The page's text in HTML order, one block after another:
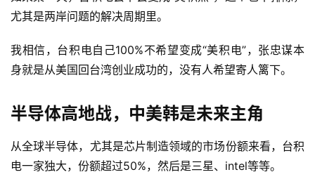
旅
家
车
讯
快
报
尤其是两岸问题的解决周期里。
我相信，台积电自己100%不希望变成“美积电”，张忠谋本
身就是从美国回台湾创业成功的，没有人希望寄人篱下。
半导体高地战，中美韩是未来主角
从全球半导体，尤其是芯片制造领域的市场份额来看，台积
电一家独大，份额超过50%，然后是三星、intel等等。